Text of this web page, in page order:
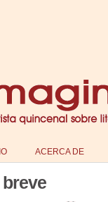
ACERCA DE